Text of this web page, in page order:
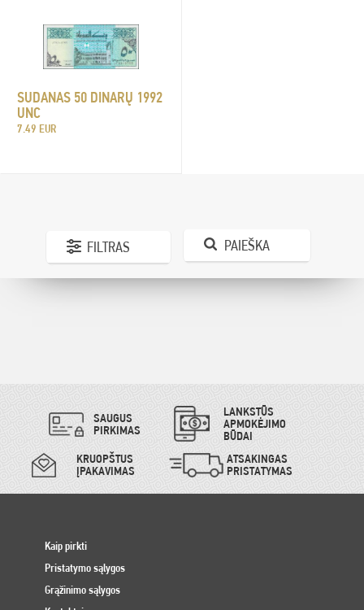
SUDANAS 50 DINARŲ 1992
UNC
7.49 EUR
FILTRAS PAIEŠKA
SAUGUS
PIRKIMAS
LANKSTŪS
APMOKĖJIMO
BŪDAI
KRUOPŠTUS
ĮPAKAVIMAS
ATSAKINGAS
PRISTATYMAS
Kaip pirkti
Pristatymo sąlygos
Grąžinimo sąlygos